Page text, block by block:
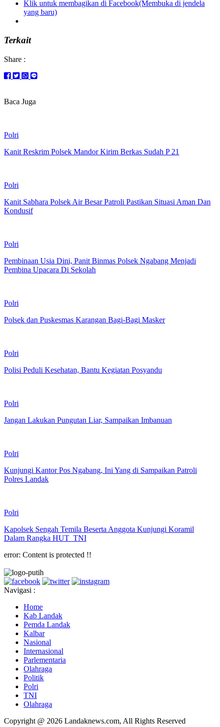
Klik untuk membagikan di Facebook(Membuka di jendela
yang baru)
Terkait
Share :
Baca Juga
Polri
Kanit Reskrim Polsek Mandor Kirim Berkas Sudah P 21
Polri
Kanit Sabhara Polsek Air Besar Patroli Pastikan Situasi Aman Dan
Kondusif
Polri
Pembinaan Usia Dini, Panit Binmas Polsek Ngabang Menjadi
Pembina Upacara Di Sekolah
Polri
Polsek dan Puskesmas Karangan Bagi-Bagi Masker
Polri
Polisi Peduli Kesehatan, Bantu Kegiatan Posyandu
Polri
Jangan Lakukan Pungutan Liar, Sampaikan Imbanuan
Polri
Kunjungi Kantor Pos Ngabang, Ini Yang di Sampaikan Patroli
Polres Landak
Polri
Kapolsek Sengah Temila Beserta Anggota Kunjungi Koramil
Dalam Rangka HUT TNI
error: Content is protected !!
Navigasi :
Home
Kab Landak
Pemda Landak
Kalbar
Nasional
Internasional
Parlementaria
Olahraga
Politik
Polri
TNI
Olahraga
Copyright @ 2026 Landaknews.com, All Rights Reserved